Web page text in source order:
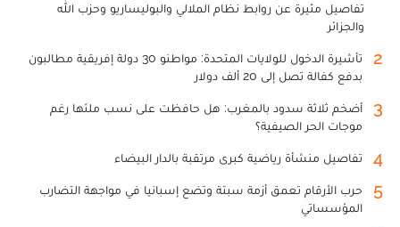
تفاصيل مثيرة عن روابط نظام الملالي والبوليساريو وحزب الله
والجزائر
2
تأشيرة الدخول للولايات المتحدة: مواطنو 30 دولة إفريقية مطالبون
بدفع كفالة تصل إلى 20 ألف دولار
3
أضخم ثلاثة سدود بالمغرب: هل حافظت على نسب ملئها رغم
موجات الحر الصيفية؟
4 تفاصيل منشأة رياضية كبرى مرتقبة بالدار البيضاء
5
حرب الأرقام تعمق أزمة سبتة وتضع إسبانيا في مواجهة التضارب
المؤسساتي